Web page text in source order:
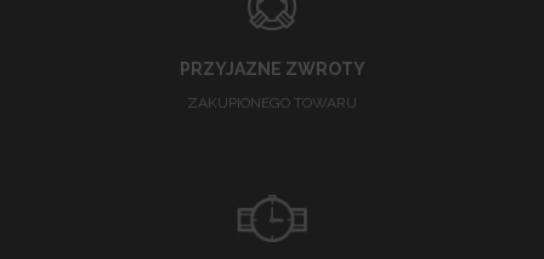
PRZYJAZNE ZWROTY
ZAKUPIONEGO TOWARU